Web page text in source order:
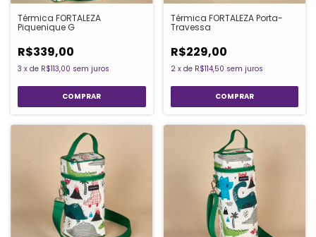
Térmica FORTALEZA
Piquenique G
R$339,00
3 x de R$113,00 sem juros
Térmica FORTALEZA Porta-
Travessa
R$229,00
2 x de R$114,50 sem juros